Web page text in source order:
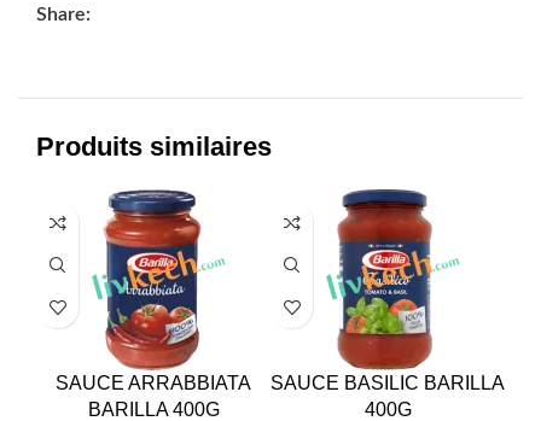
Share:
Produits similaires
SAUCE ARRABBIATA
BARILLA 400G
SAUCE BASILIC BARILLA
400G